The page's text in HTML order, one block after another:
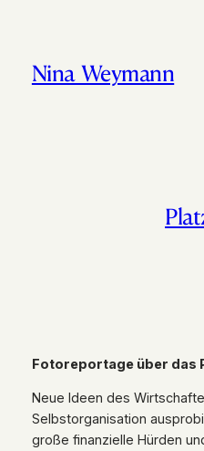
Nina Weymann
Fotoreportage über das
Neue Ideen des
Selbstorganisation
große finanzielle Hürden